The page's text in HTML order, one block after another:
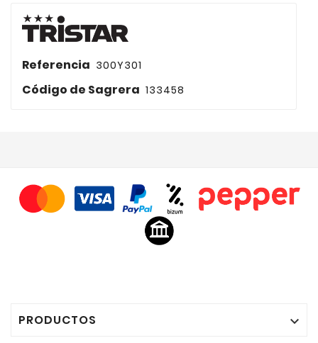
Referencia 300Y301
Código de Sagrera 133458
PRODUCTOS 